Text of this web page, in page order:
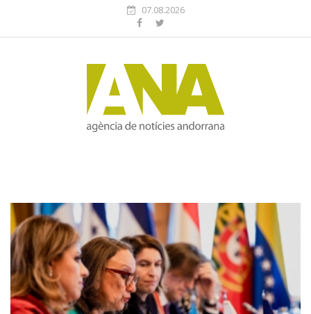
07.08.2026